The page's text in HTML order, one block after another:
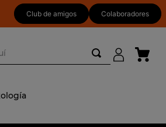
Club de amigos Colaboradores